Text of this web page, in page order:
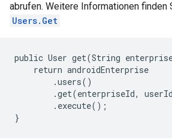
abrufen. Weitere Informationen finden
Users.Get
public User get(String
    return androidEnterprise
        .users()
.get(enterpriseId,
        .execute();
}